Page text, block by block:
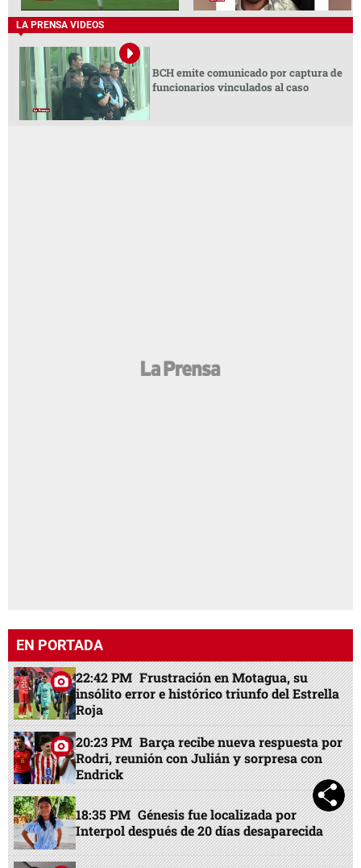
LA PRENSA VIDEOS
BCH emite comunicado por captura de
funcionarios vinculados al caso
EN PORTADA
22:42 PM Frustración en Motagua, su
insólito error e histórico triunfo del Estrella
Roja
20:23 PM Barça recibe nueva respuesta por
Rodri, reunión con Julián y sorpresa con
Endrick
18:35 PM Génesis fue localizada por
Interpol después de 20 días desaparecida